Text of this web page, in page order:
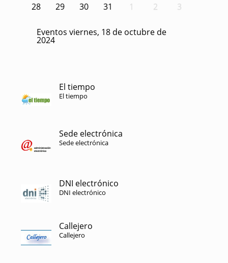
28
29 30 31 1 2 3
Eventos viernes, 18 de octubre de
2024
El tiempo
El tiempo
Sede electrónica
Sede electrónica
DNI electrónico
DNI electrónico
Callejero
Callejero